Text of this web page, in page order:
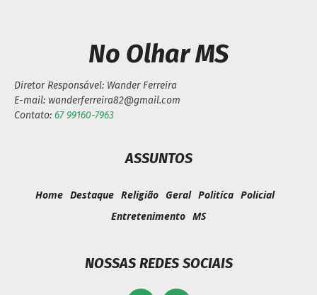
No Olhar MS
Diretor Responsável: Wander Ferreira
E-mail: wanderferreira82@gmail.com
Contato: 67 99160-7963
ASSUNTOS
Home Destaque Religião Geral Politíca Policial
Entretenimento MS
NOSSAS REDES SOCIAIS